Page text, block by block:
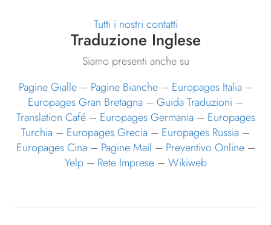
Tutti i nostri contatti
Traduzione Inglese
Siamo presenti anche su
Pagine Gialle– Pagine Bianche– Europages Italia–
Europages Gran Bretagna – Guida Traduzioni –
Translation Café– Europages Germania– Europages
Turchia – Europages Grecia – Europages Russia –
Europages Cina– Pagine Mail – Preventivo Online–
Yelp– Rete Imprese– Wikiweb